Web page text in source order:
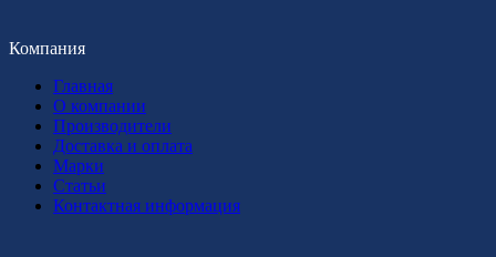
Компания
Главная
О компании
Производители
Доставка и оплата
Марки
Статьи
Контактная информация